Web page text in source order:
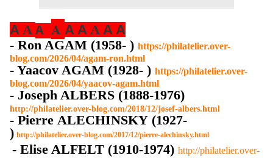
A A A A A A A A A
- Ron AGAM (1958- ) https://philatelier.over-
blog.com/2026/04/agam-ron.html
- Yaacov AGAM (1928- ) https://philatelier.over-
blog.com/2026/04/yaacov-agam.html
- Joseph ALBERS (1888-1976)
http://philatelier.over-blog.com/2018/12/josef-albers.html
- Pierre ALECHINSKY (1927-
) http://philatelier.over-blog.com/2017/12/pierre-alechinsky.html
- Elise ALFELT (1910-1974) http://philatelier.over-